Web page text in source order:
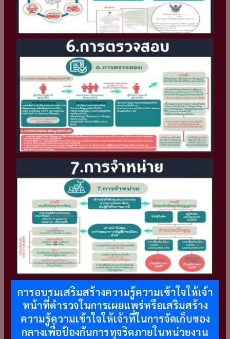
การอบรมเสริมสร้างความรู้ความเข้าใจให้เจ้า
หน้าที่ตำรวจในการเผยแพร่หรือเสริมสร้าง
ความรู้ความเข้าใจให้เจ้าที่ในการจัดเก็บของ
กลางเพื่อป้องกันการทุจริตภายในหน่วยงาน